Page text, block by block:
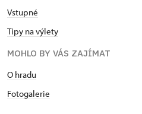
Vstupné
Tipy na výlety
MOHLO BY VÁS ZAJÍMAT
O hradu
Fotogalerie